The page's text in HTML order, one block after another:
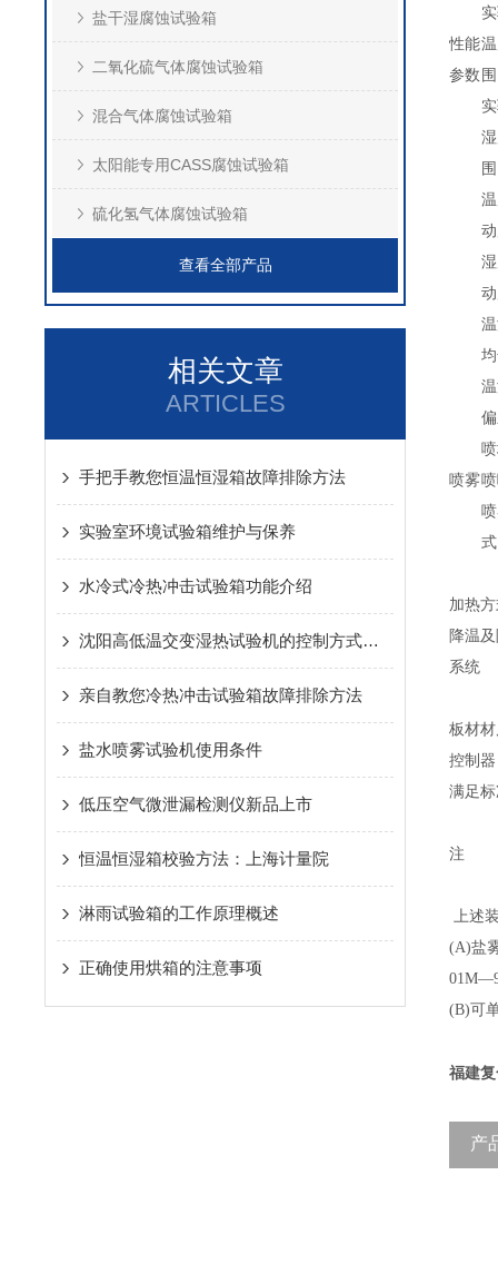
盐干湿腐蚀试验箱
二氧化硫气体腐蚀试验箱
混合气体腐蚀试验箱
太阳能专用CASS腐蚀试验箱
硫化氢气体腐蚀试验箱
查看全部产品
相关文章
ARTICLES
手把手教您恒温恒湿箱故障排除方法
实验室环境试验箱维护与保养
水冷式冷热冲击试验箱功能介绍
沈阳高低温交变湿热试验机的控制方式和安装场所
亲自教您冷热冲击试验箱故障排除方法
盐水喷雾试验机使用条件
低压空气微泄漏检测仪新品上市
恒温恒湿箱校验方法：上海计量院
淋雨试验箱的工作原理概述
正确使用烘箱的注意事项
性能
参数 围
围
喷雾
式
加热
降温
系统
板材
控制器
满足
注
上述
(A)盐
(B)可
福建
产